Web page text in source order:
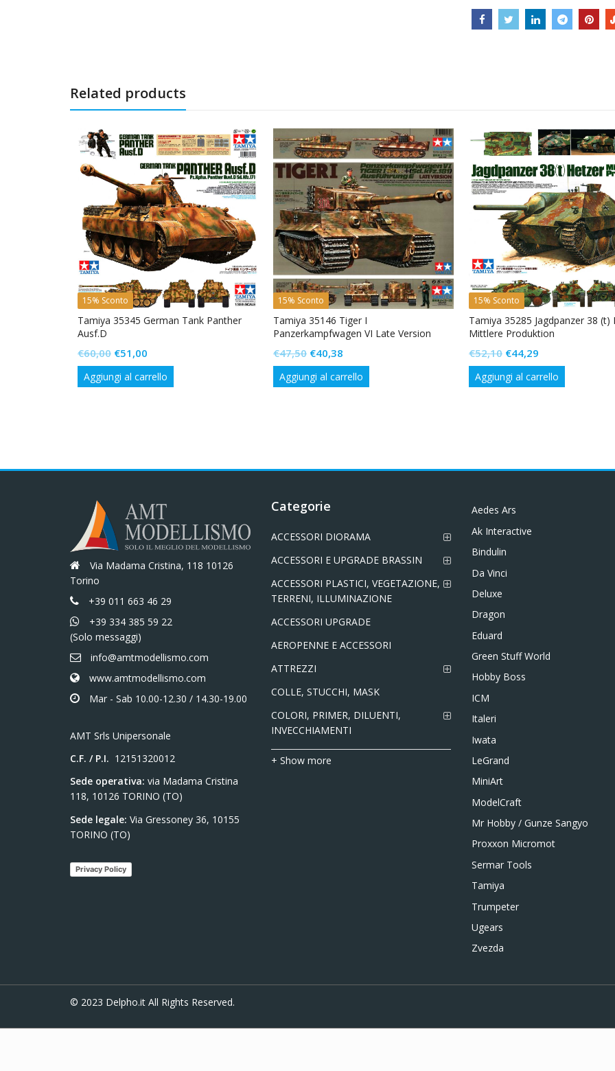
Related products
15% Sconto
Tamiya 35345 German Tank Panther
Ausf.D
€60,00 Il
prezzo
originale
€51,00
prezzo
attuale
Aggiungi al carrello
15% Sconto
Tamiya 35146 Tiger I
Panzerkampfwagen VI Late Version
€47,50 Il
prezzo
originale
€40,38
prezzo
attuale
Aggiungi al carrello
15% Sconto
Tamiya 35285 Jagdpanzer 38 (t)
Mittlere Produktion
€52,10 Il
prezzo
originale
€44,29
prezzo
attuale
Aggiungi al carrello
Via Madama Cristina, 118 10126
Torino
+39 011 663 46 29
+39 334 385 59 22
(Solo messaggi)
info@amtmodellismo.com
www.amtmodellismo.com
Mar - Sab 10.00-12.30 / 14.30-19.00
AMT Srls Unipersonale
C.F. / P.I. 12151320012
Sede operativa: via Madama Cristina
118, 10126 TORINO (TO)
Sede legale: Via Gressoney 36, 10155
TORINO (TO)
Privacy Policy
Categorie
ACCESSORI DIORAMA
ACCESSORI E UPGRADE BRASSIN
ACCESSORI PLASTICI, VEGETAZIONE,
TERRENI, ILLUMINAZIONE
ACCESSORI UPGRADE
AEROPENNE E ACCESSORI
ATTREZZI
COLLE, STUCCHI, MASK
COLORI, PRIMER, DILUENTI,
INVECCHIAMENTI
+ Show more
Aedes Ars
Ak Interactive
Bindulin
Da Vinci
Deluxe
Dragon
Eduard
Green Stuff World
Hobby Boss
ICM
Italeri
Iwata
LeGrand
MiniArt
ModelCraft
Mr Hobby / Gunze Sangyo
Proxxon Micromot
Sermar Tools
Tamiya
Trumpeter
Ugears
Zvezda
© 2023 Delpho.it All Rights Reserved.